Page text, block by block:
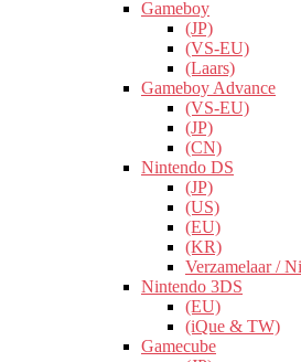
Gameboy
(JP)
(VS-EU)
(Laars)
Gameboy Advance
(VS-EU)
(JP)
(CN)
Nintendo DS
(JP)
(US)
(EU)
(KR)
Verzamelaar /
Nintendo 3DS
(EU)
(iQue & TW)
Gamecube